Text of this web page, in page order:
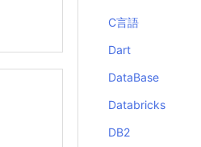
C言語
Dart
DataBase
Databricks
DB2